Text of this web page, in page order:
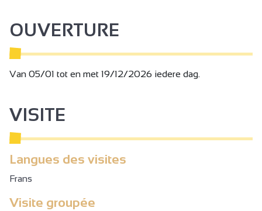
OUVERTURE
Van 05/01 tot en met 19/12/2026 iedere dag.
VISITE
Langues des visites
Frans
Visite groupée